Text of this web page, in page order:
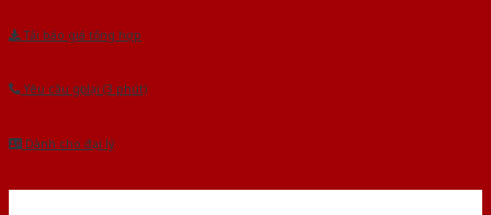
Tải báo giá tổng hợp
Yêu cầu gọi lại (3 phút)
Dành cho đại lý